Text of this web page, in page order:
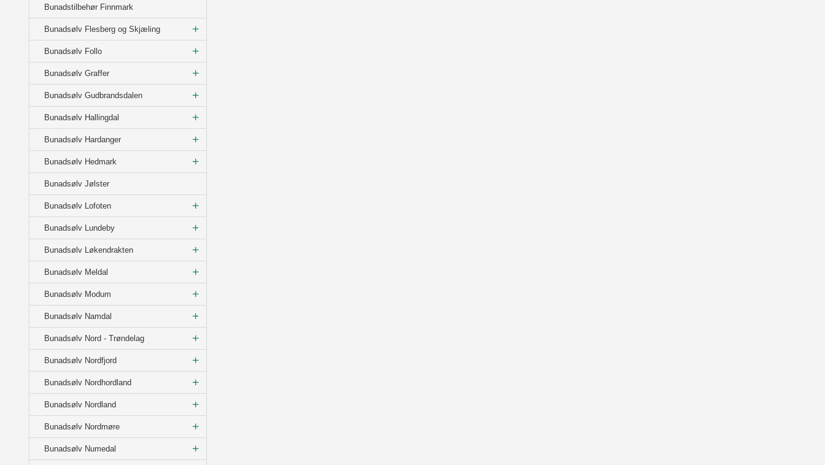
Bunadstilbehør Finnmark
Bunadsølv Flesberg og Skjæling
Bunadsølv Follo
Bunadsølv Graffer
Bunadsølv Gudbrandsdalen
Bunadsølv Hallingdal
Bunadsølv Hardanger
Bunadsølv Hedmark
Bunadsølv Jølster
Bunadsølv Lofoten
Bunadsølv Lundeby
Bunadsølv Løkendrakten
Bunadsølv Meldal
Bunadsølv Modum
Bunadsølv Namdal
Bunadsølv Nord - Trøndelag
Bunadsølv Nordfjord
Bunadsølv Nordhordland
Bunadsølv Nordland
Bunadsølv Nordmøre
Bunadsølv Numedal